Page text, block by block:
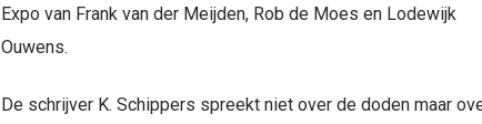
Expo van Frank van der Meijden, Rob de Moes en Lodewijk
Ouwens.
De schrijver K. Schippers spreekt niet over de doden maar